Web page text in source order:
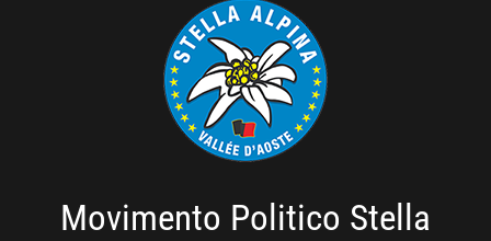
Movimento Politico Stella